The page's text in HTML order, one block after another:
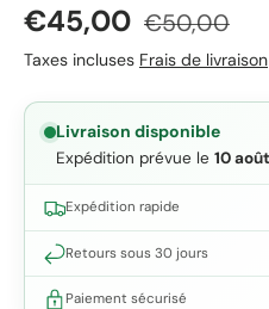
Prix soldé
€45,00 Prix habituel
€50,00
Taxes incluses Frais de livraison
Livraison disponible
Expédition prévue le 10 août
Expédition rapide
Retours sous 30 jours
Paiement sécurisé